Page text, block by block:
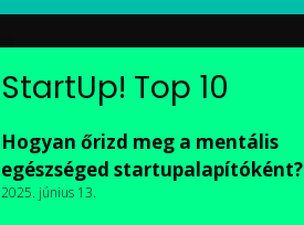
StartUp! Top 10
Hogyan őrizd meg a mentális
egészséged startupalapítóként?
2025. június 13.